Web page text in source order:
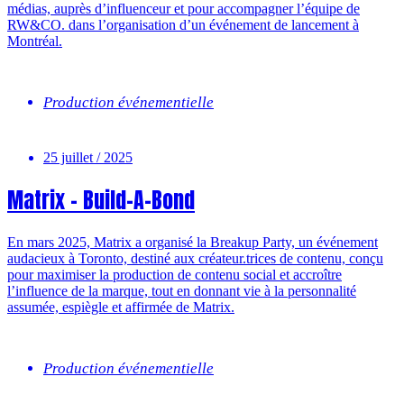
médias, auprès d’influenceur et pour accompagner l’équipe de
RW&CO. dans l’organisation d’un événement de lancement à
Montréal.
Production événementielle
25 juillet / 2025
Matrix – Build-A-Bond
En mars 2025, Matrix a organisé la Breakup Party, un événement
audacieux à Toronto, destiné aux créateur.trices de contenu, conçu
pour maximiser la production de contenu social et accroître
l’influence de la marque, tout en donnant vie à la personnalité
assumée, espiègle et affirmée de Matrix.
Production événementielle